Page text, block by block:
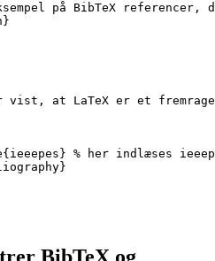
på BibTeX
at LaTeX er et
{ieeepes} % her indlæses